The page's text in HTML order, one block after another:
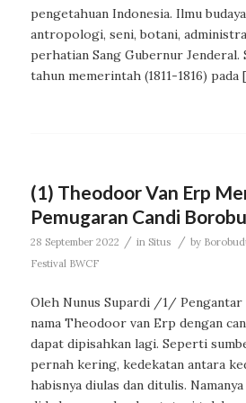
pengetahuan Indonesia. Ilmu
antropologi, seni, botani,
perhatian Sang Gubernur Jenderal.
tahun memerintah (1811-1816) pada
(1) Theodoor Van Erp
Pemugaran Candi
28 September 2022 / in Situs / by
Festival BWCF
Oleh Nunus Supardi /1/ Pengantar
nama Theodoor van Erp dengan
dapat dipisahkan lagi. Seperti
pernah kering, kedekatan antara
habisnya diulas dan ditulis.